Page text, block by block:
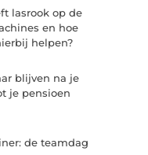
lasrook op de
en hoe
helpen?
blijven na je
je pensioen
de teamdag